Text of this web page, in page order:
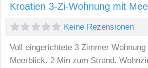
Kroatien 3-Zi-Wohnung mit
Keine Rezensionen
Voll eingerichtete 3 Zimmer Wohnung
Meerblick. 2 Min zum Strand.